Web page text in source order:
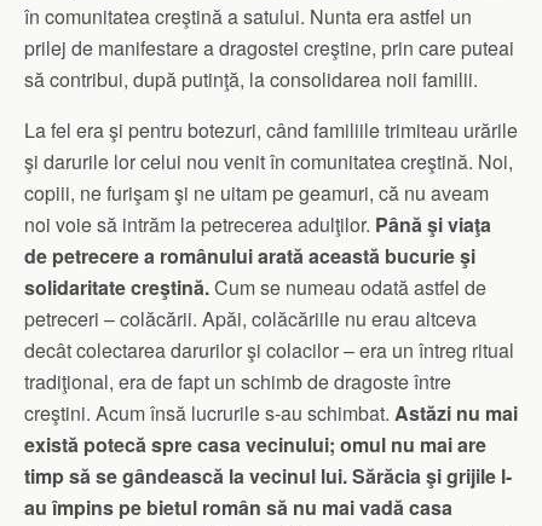
în comunitatea creştină a satului. Nunta era astfel un
prilej de manifestare a dragostei creştine, prin care puteai
să contribui, după putinţă, la consolidarea noii familii.
La fel era şi pentru botezuri, când familiile trimiteau urările
şi darurile lor celui nou venit în comunitatea creştină. Noi,
copiii, ne furişam şi ne uitam pe geamuri, că nu aveam
noi voie să intrăm la petrecerea adulţilor. Până şi viaţa
de petrecere a românului arată această bucurie şi
solidaritate creştină.Cum se numeau odată astfel de
petreceri – colăcării. Apăi, colăcăriile nu erau altceva
decât colectarea darurilor şi colacilor – era un întreg ritual
tradiţional, era de fapt un schimb de dragoste între
creştini. Acum însă lucrurile s-au schimbat. Astăzi nu mai
există potecă spre casa vecinului; omul nu mai are
timp să se gândească la vecinul lui. Sărăcia şi grijile l-
au împins pe bietul român să nu mai vadă casa